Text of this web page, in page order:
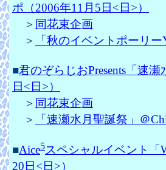
ポ （2006年11月5日<日>）
＞ 同花束企画
＞
「秋のイベントポーリ
■君のぞらじおPresents「速
日<日>）
＞ 同花束企画
＞
「速瀬水月聖誕祭」＠
■Aice5スペシャルイベント「
20日<日>）